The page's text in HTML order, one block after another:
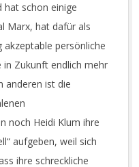
hat schon einige
Marx, hat dafür als
persönliche
in Zukunft endlich mehr
anderen ist die
noch Heidi Klum ihre
aufgeben, weil sich
ihre schreckliche